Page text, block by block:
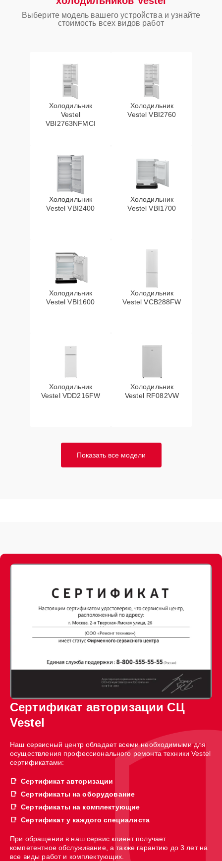
Выберите модель вашего устройства и узнайте
стоимость всех видов работ
Холодильник
Vestel
VBI2763NFMCI
Холодильник
Vestel VBI2760
Холодильник
Vestel VBI2400
Холодильник
Vestel VBI1700
Холодильник
Vestel VBI1600
Холодильник
Vestel VCB288FW
Холодильник
Vestel VDD216FW
Холодильник
Vestel RF082VW
Показать все модели
Сертификат авторизации СЦ
Vestel
Наш сервисный центр обладает всеми необходимыми для
осуществления профессионального ремонта техники Vestel
сертификатами:
Сертификат авторизации
Сертификаты на оборудование
Сертификаты на комплектующие
Сертификат у каждого специалиста
При обращении в наш сервис клиент получает
компетентное обслуживание, а также гарантию до 3 лет на
все виды работ и комплектующих.